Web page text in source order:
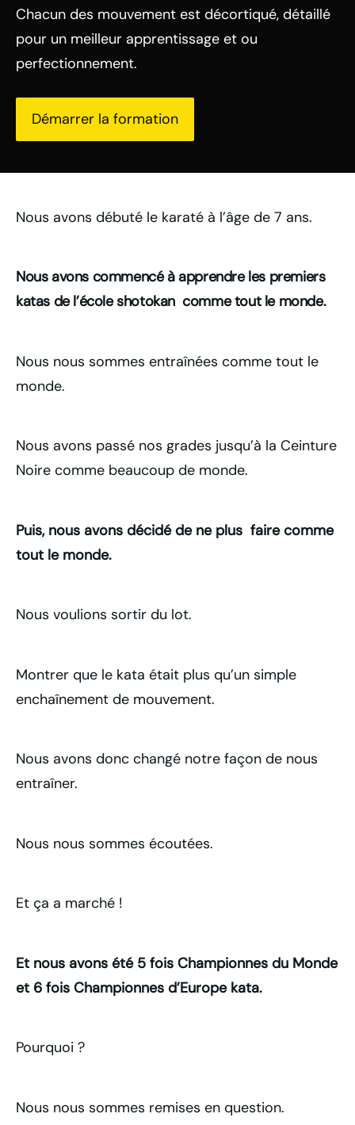
Chacun des mouvement est décortiqué, détaillé
pour un meilleur apprentissage et ou
perfectionnement.
Démarrer la formation
Nous avons débuté le karaté à l’âge de 7 ans.
Nous avons commencé à apprendre les premiers
katas de l’école shotokan comme tout le monde.
Nous nous sommes entraînées comme tout le
monde.
Nous avons passé nos grades jusqu’à la Ceinture
Noire comme beaucoup de monde.
Puis, nous avons décidé de ne plus faire comme
tout le monde.
Nous voulions sortir du lot.
Montrer que le kata était plus qu’un simple
enchaînement de mouvement.
Nous avons donc changé notre façon de nous
entraîner.
Nous nous sommes écoutées.
Et ça a marché !
Et nous avons été 5 fois Championnes du Monde
et 6 fois Championnes d’Europe kata.
Pourquoi ?
Nous nous sommes remises en question.